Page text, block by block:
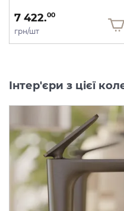
7 422.00
грн/шт
Інтер'єри з цієї